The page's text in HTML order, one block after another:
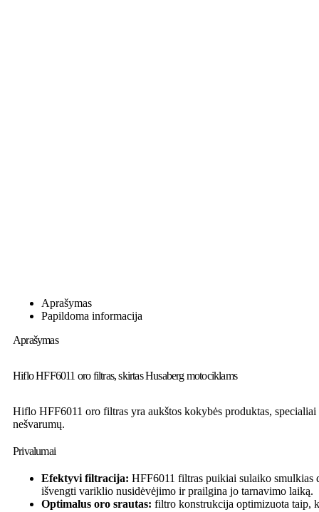
Aprašymas
Papildoma informacija
Aprašymas
Hiflo HFF6011 oro filtras, skirtas Husaberg motociklams
Hiflo HFF6011 oro filtras yra aukštos kokybės produktas,
nešvarumų.
Privalumai
Efektyvi filtracija: HFF6011 filtras puikiai sulaiko smulkias
išvengti variklio nusidėvėjimo ir prailgina jo tarnavimo laiką.
Optimalus oro srautas: filtro konstrukcija optimizuota taip,